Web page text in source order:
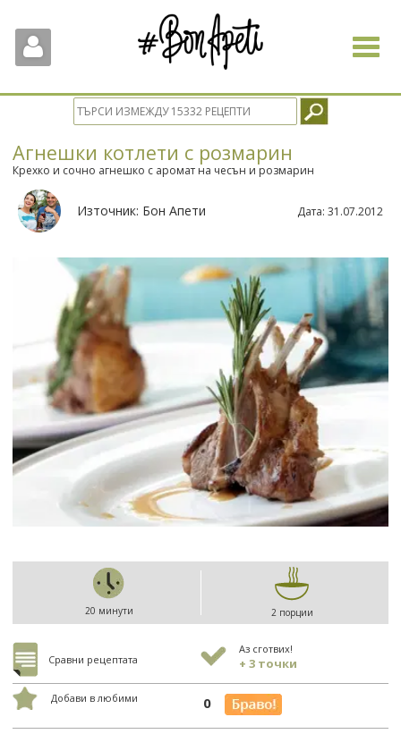
Toggle
Агнешки котлети с розмарин
Крехко и сочно агнешко с аромат на чесън и розмарин
Източник: Бон Апети Дата: 31.07.2012
20 минути 2 порции
Сравни рецептата
Аз сготвих!
+ 3 точки
Добави в любими 0